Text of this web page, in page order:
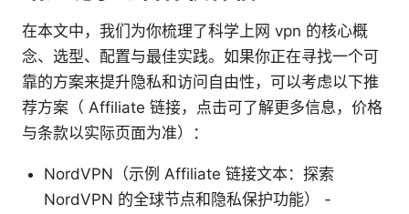
在本文中，我们为你梳理了科学上网 vpn 的核心概
念、选型、配置与最佳实践。如果你正在寻找一个可
靠的方案来提升隐私和访问自由性，可以考虑以下推
荐方案（ Affiliate 链接，点击可了解更多信息，价格
与条款以实际页面为准）：
NordVPN（示例 Affiliate 链接文本：探索
NordVPN 的全球节点和隐私保护功能） -